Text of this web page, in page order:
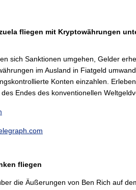
fliegen mit Kryptowährungen
sich Sanktionen umgehen, Gelder
im Ausland in Fiatgeld
Konten einzahlen.
Endes des konventionellen
fliegen
die Äußerungen von Ben Rich auf